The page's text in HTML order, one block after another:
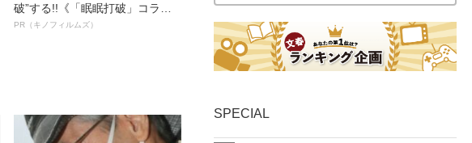
破”する!!《「眠眠打破」コラ
ボ》
PR（キノフィルムズ）
SPECIAL